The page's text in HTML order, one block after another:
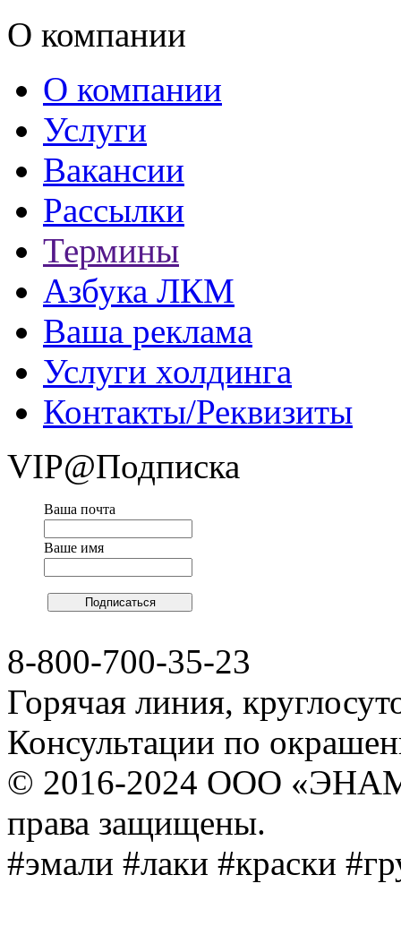
О компании
О компании
Услуги
Вакансии
Рассылки
Термины
Азбука ЛКМ
Ваша реклама
Услуги холдинга
Контакты/Реквизиты
VIP@Подписка
Ваша почта
Ваше имя
8-800-700-35-23
Горячая линия,
Консультации по
© 2016-2024 ООО
права защищены.
#эмали #лаки #краски